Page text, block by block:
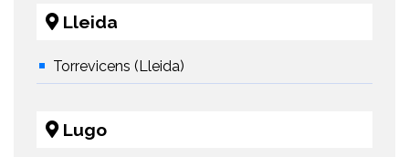
Lleida
Torrevicens (Lleida)
Lugo